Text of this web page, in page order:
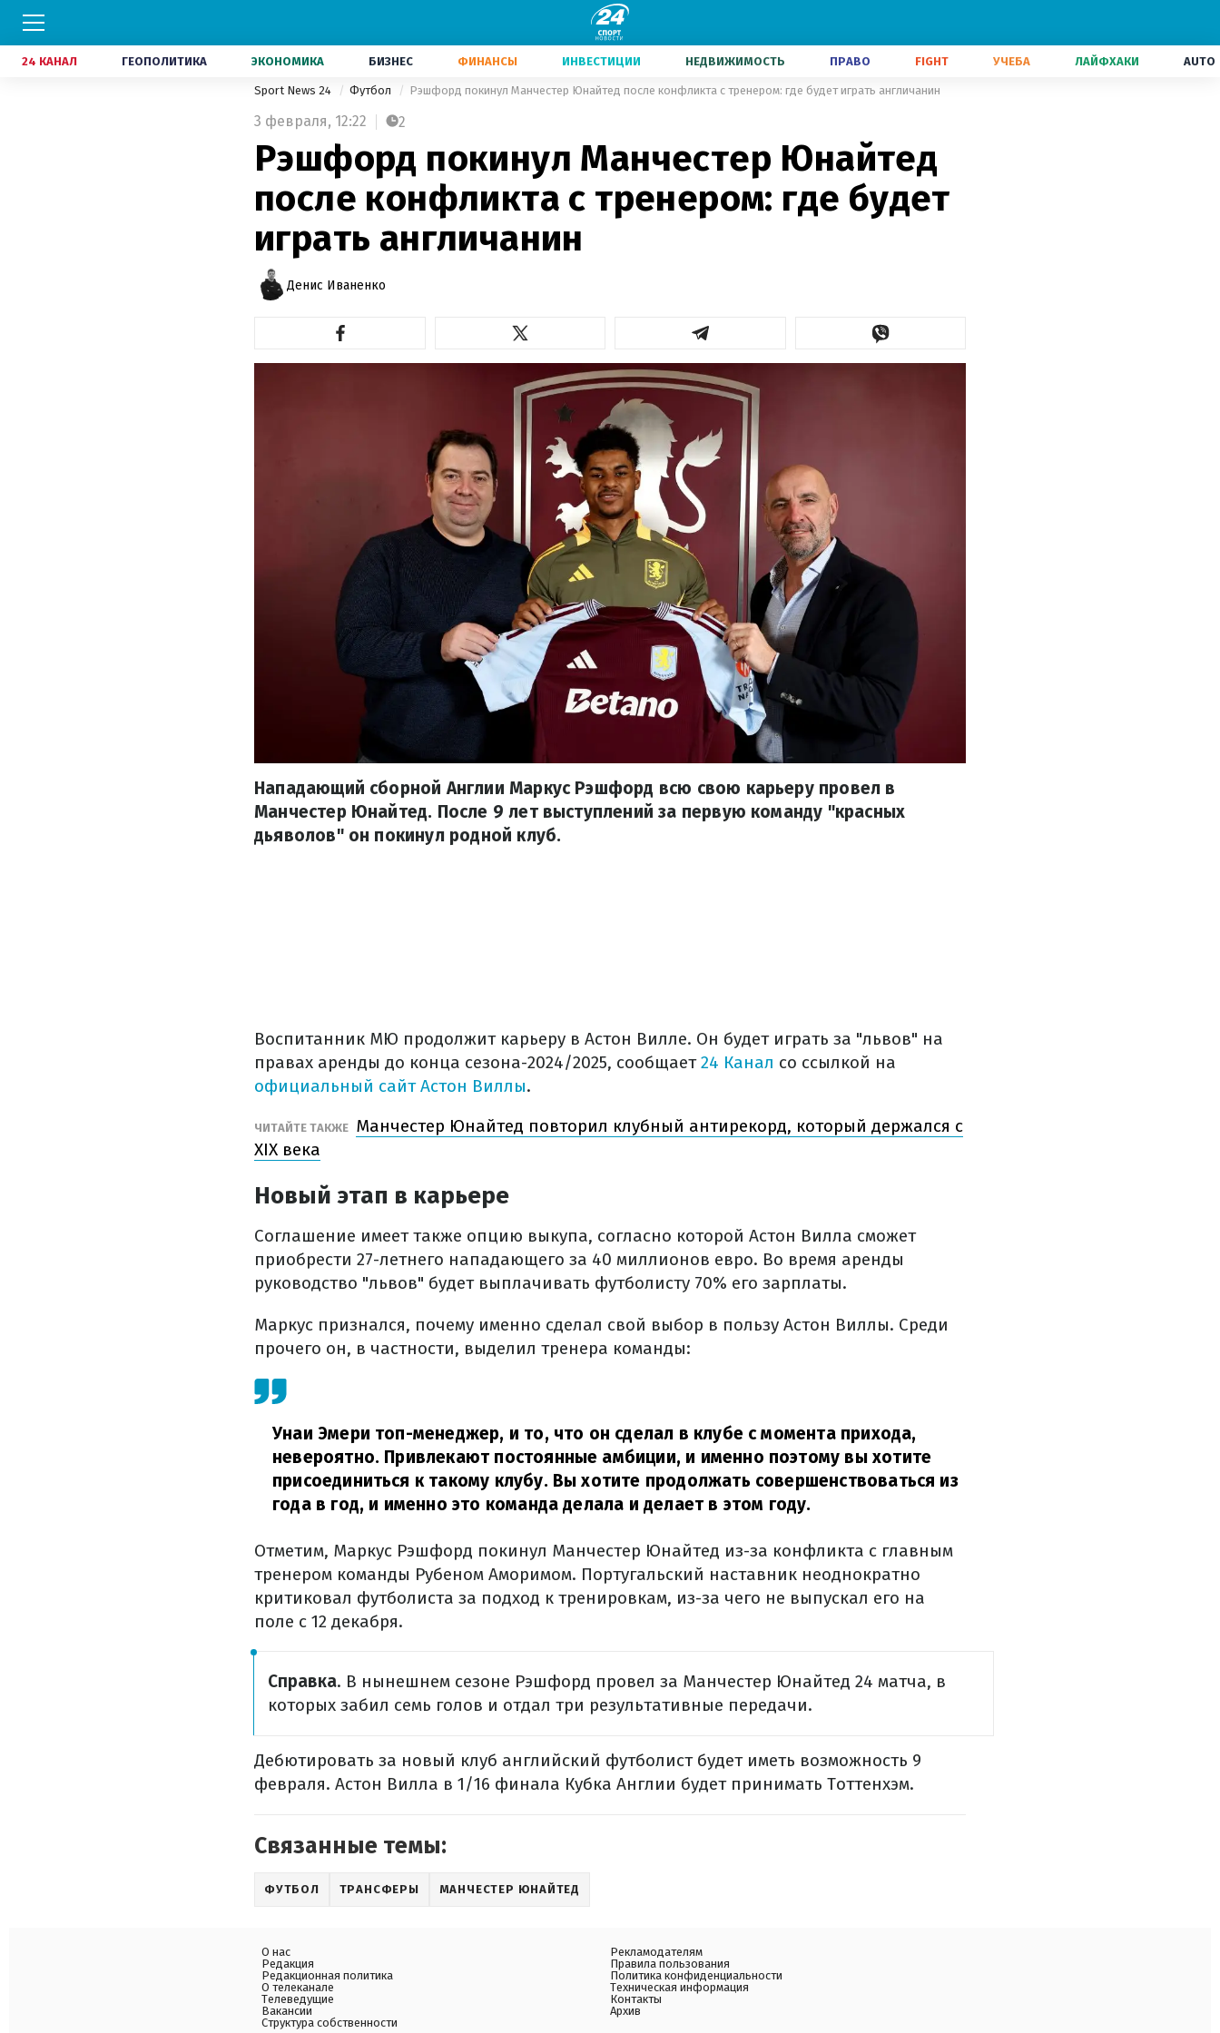
24 КАНАЛ ГЕОПОЛИТИКА ЭКОНОМИКА БИЗНЕС ФИНАНСЫ ИНВЕСТИЦИИ НЕДВИЖИМОСТЬ ПРАВО FIGHT УЧЕБА ЛАЙФХАКИ AUTO
Sport News 24 Футбол Рэшфорд покинул Манчестер Юнайтед после конфликта с тренером: где будет играть англичанин
3 февраля, 12:22 2
Рэшфорд покинул Манчестер Юнайтед
после конфликта с тренером: где будет
играть англичанин
Денис Иваненко
Нападающий сборной Англии Маркус Рэшфорд всю свою карьеру провел в
Манчестер Юнайтед. После 9 лет выступлений за первую команду "красных
дьяволов" он покинул родной клуб.
Воспитанник МЮ продолжит карьеру в Астон Вилле. Он будет играть за "львов" на
правах аренды до конца сезона-2024/2025, сообщает24 Канал со ссылкой на
официальный сайт Астон Виллы.
ЧИТАЙТЕ ТАКЖЕ Манчестер Юнайтед повторил клубный антирекорд, который держался с
XIX века
Новый этап в карьере
Соглашение имеет также опцию выкупа, согласно которой Астон Вилла сможет
приобрести 27-летнего нападающего за 40 миллионов евро. Во время аренды
руководство "львов" будет выплачивать футболисту 70% его зарплаты.
Маркус признался, почему именно сделал свой выбор в пользу Астон Виллы. Среди
прочего он, в частности, выделил тренера команды:
Унаи Эмери топ-менеджер, и то, что он сделал в клубе с момента прихода,
невероятно. Привлекают постоянные амбиции, и именно поэтому вы хотите
присоединиться к такому клубу. Вы хотите продолжать совершенствоваться из
года в год, и именно это команда делала и делает в этом году.
Отметим, Маркус Рэшфорд покинул Манчестер Юнайтед из-за конфликта с главным
тренером команды Рубеном Аморимом. Португальский наставник неоднократно
критиковал футболиста за подход к тренировкам, из-за чего не выпускал его на
поле с 12 декабря.
Справка. В нынешнем сезоне Рэшфорд провел за Манчестер Юнайтед 24 матча, в
которых забил семь голов и отдал три результативные передачи.
Дебютировать за новый клуб английский футболист будет иметь возможность 9
февраля. Астон Вилла в 1/16 финала Кубка Англии будет принимать Тоттенхэм.
Связанные темы:
ФУТБОЛ ТРАНСФЕРЫ МАНЧЕСТЕР ЮНАЙТЕД
О нас
Редакция
Редакционная политика
О телеканале
Телеведущие
Вакансии
Структура собственности
Рекламодателям
Правила пользования
Политика конфиденциальности
Техническая информация
Контакты
Архив